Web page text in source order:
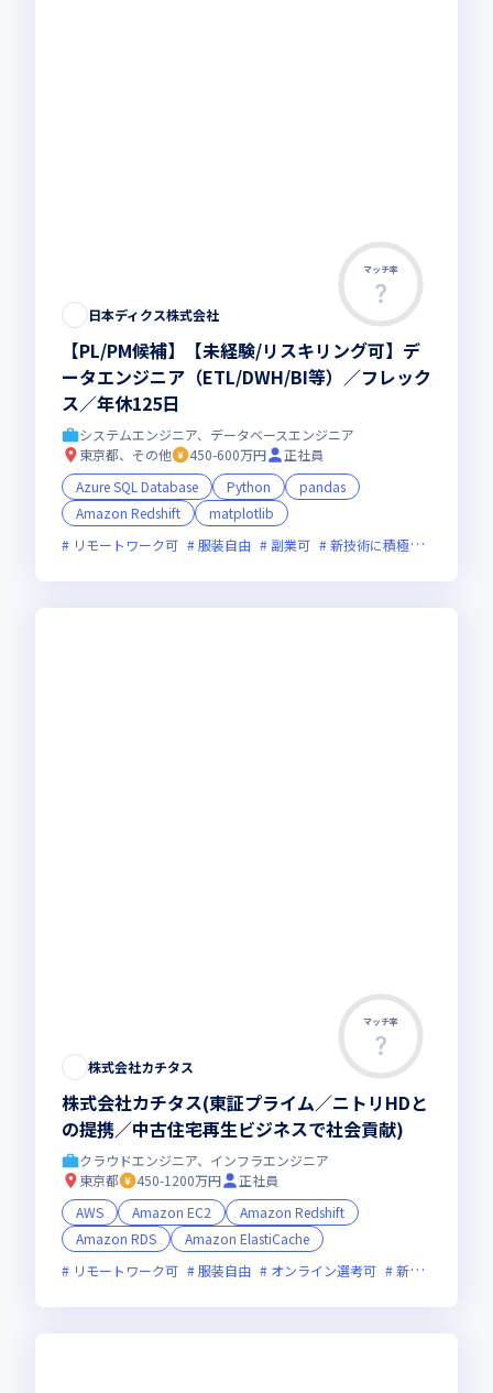
マッチ率
日本ディクス株式会社
【PL/PM候補】【未経験/リスキリング可】デ
ータエンジニア（ETL/DWH/BI等）／フレック
ス／年休125日
システムエンジニア、データベースエンジニア
東京都、その他
450-600万円
正社員
Azure SQL Database
Python
pandas
Amazon Redshift
matplotlib
リモートワーク可
服装自由 副業可 新技術に積極的
マッチ率
株式会社カチタス
株式会社カチタス(東証プライム／ニトリHDと
の提携／中古住宅再生ビジネスで社会貢献)
クラウドエンジニア、インフラエンジニア
東京都
450-1200万円
正社員
AWS
Amazon EC2
Amazon Redshift
Amazon RDS
Amazon ElastiCache
リモートワーク可
服装自由 オンライン選考可 新技術に積極的